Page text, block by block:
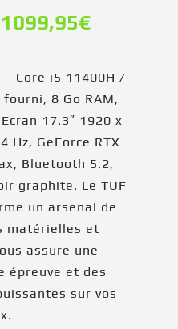
Le
était :
1250,00€.
1099,95€Le
est :
– Core i5 11400H /
fourni, 8 Go RAM,
17.3″ 1920 x
Hz, GeForce RTX
Bluetooth 5.2,
graphite. Le TUF
un arsenal de
matérielles et
assure une
épreuve et des
sur vos